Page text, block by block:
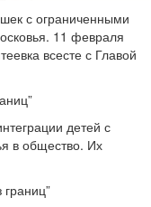
с ограниченными
11 февраля
всесте с Главой
детей с
в общество. Их